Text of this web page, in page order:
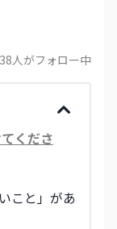
38人がフォロー中
くださ
こと」があ